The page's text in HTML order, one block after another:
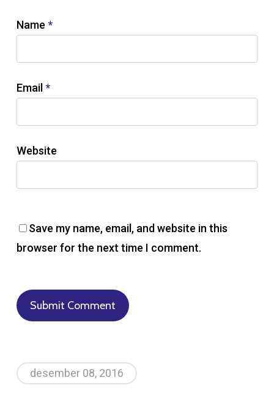
Name *
Email *
Website
Save my name, email, and website in this
browser for the next time I comment.
desember 08, 2016